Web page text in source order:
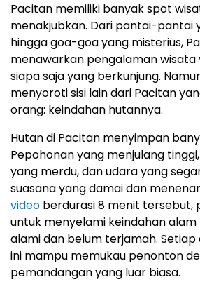
Pacitan memiliki banyak spot
menakjubkan. Dari pantai-pantai
hingga goa-goa yang misterius,
menawarkan pengalaman wisata
siapa saja yang berkunjung.
menyoroti sisi lain dari Pacitan
orang: keindahan hutannya.
Hutan di Pacitan menyimpan
Pepohonan yang menjulang
yang merdu, dan udara yang
suasana yang damai dan
video berdurasi 8 menit tersebut,
untuk menyelami keindahan
alami dan belum terjamah.
ini mampu memukau penonton
pemandangan yang luar biasa.